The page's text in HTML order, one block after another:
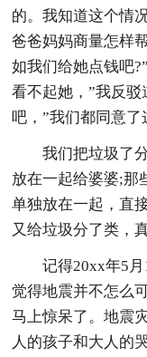
的。我知道这个情
爸爸妈妈商量怎样
如我们给她点钱吧
看不起她，”我反
吧，”我们都同意了
我们把垃圾了
放在一起给婆婆;那
单独放在一起，直
又给垃圾分了类，
记得20xx年5
觉得地震并不怎么
马上惊呆了。地震
人的孩子和大人的